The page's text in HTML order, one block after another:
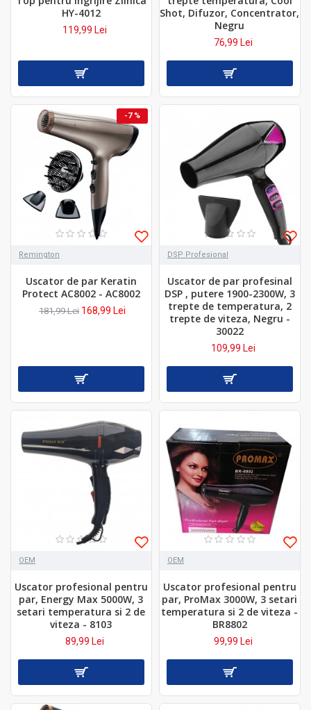
HY-4012
119,99 Lei
Shot, Difuzor, Concentrator,
Negru
76,99 Lei
-7 %
Remington
Uscator de par Keratin
Protect AC8002 - AC8002
181,99 Lei 168,99 Lei
DSP Profesional
Uscator de par profesinal
DSP , putere 1900-2300W, 3
trepte de temperatura, 2
trepte de viteza, Negru -
30022
109,99 Lei
OEM
Uscator profesional pentru
par, Energy Max 5000W, 3
setari temperatura si 2 de
viteza - 8103
89,99 Lei
OEM
Uscator profesional pentru
par, ProMax 3000W, 3 setari
temperatura si 2 de viteza -
BR8802
99,99 Lei